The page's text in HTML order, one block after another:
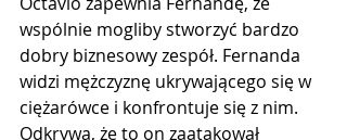
wspólnie mogliby stworzyć bardzo
dobry biznesowy zespół. Fernanda
widzi mężczyznę ukrywającego się w
ciężarówce i konfrontuje się z nim.
Odkrywa, że ​​to on zaatakował